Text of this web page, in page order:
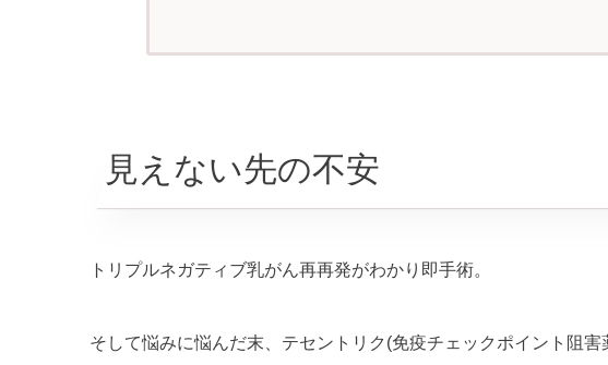
見えない先の不安
トリプルネガティブ乳がん再再発がわかり即手術。
そして悩みに悩んだ末、テセントリク(免疫チェックポイント阻